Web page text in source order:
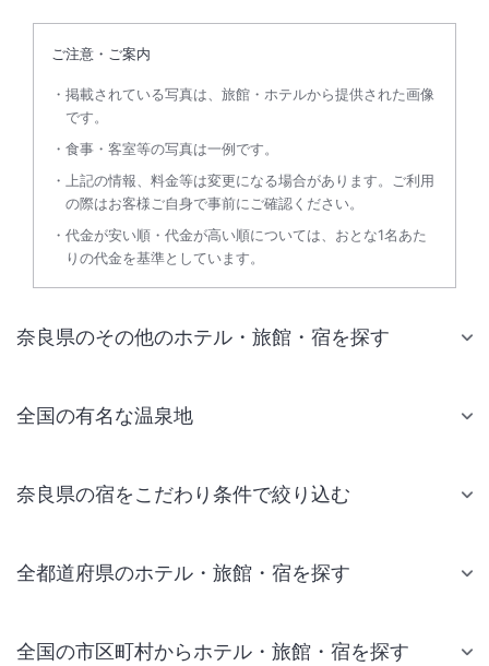
ご注意・ご案内
掲載されている写真は、旅館・ホテルから提供された画像
です。
食事・客室等の写真は一例です。
上記の情報、料金等は変更になる場合があります。ご利用
の際はお客様ご自身で事前にご確認ください。
代金が安い順・代金が高い順については、おとな1名あた
りの代金を基準としています。
奈良県のその他のホテル・旅館・宿を探す
全国の有名な温泉地
奈良県の宿をこだわり条件で絞り込む
全都道府県のホテル・旅館・宿を探す
全国の市区町村からホテル・旅館・宿を探す